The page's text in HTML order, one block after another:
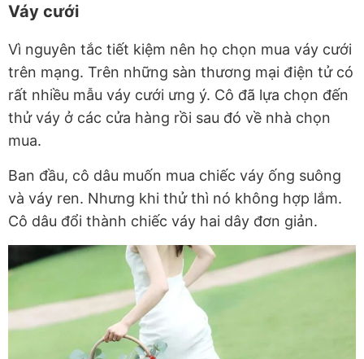
Váy cưới
Vì nguyên tắc tiết kiệm nên họ chọn mua váy cưới
trên mạng. Trên những sàn thương mại điện tử có
rất nhiều mẫu váy cưới ưng ý. Cô đã lựa chọn đến
thử váy ở các cửa hàng rồi sau đó về nhà chọn
mua.
Ban đầu, cô dâu muốn mua chiếc váy ống suông
và váy ren. Nhưng khi thử thì nó không hợp lắm.
Cô dâu đổi thành chiếc váy hai dây đơn giản.